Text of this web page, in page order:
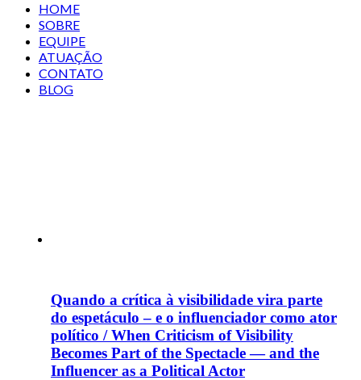
HOME
SOBRE
EQUIPE
ATUAÇÃO
CONTATO
BLOG
Quando a crítica à visibilidade vira parte
do espetáculo – e o influenciador como ator
político / When Criticism of Visibility
Becomes Part of the Spectacle — and the
Influencer as a Political Actor